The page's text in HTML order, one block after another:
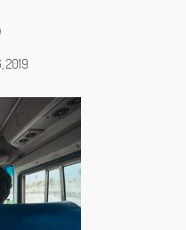
2019